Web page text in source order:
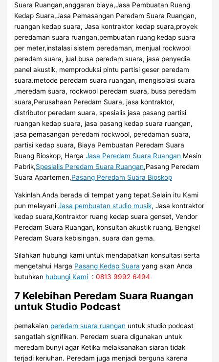
Suara Ruangan,anggaran biaya,Jasa Pembuatan Ruang
Kedap Suara,Jasa Pemasangan Peredam Suara Ruangan,
ruangan kedap suara, Jasa kontraktor kedap suara,proyek
peredaman suara ruangan,pembuatan ruang kedap suara
per meter,instalasi sistem peredaman, menjual rockwool
peredam suara, jual busa peredam suara, jasa penyedia
panel akustik, memproduksi pintu partisi geser peredam
suara.metode peredam suara ruangan, mengisolasi suara
,meredam suara, rockwool peredam suara, busa peredam
suara,Perusahaan Peredam Suara, jasa kontraktor,
distributor peredam suara, spesialis jasa pasang partisi
ruangan kedap suara, jasa pasang kedap suara ruangan,
jasa pemasangan peredam rockwool, peredaman suara,
partisi kedap suara, Biaya Pembuatan Peredam Suara
Ruang Bioskop, HargaJasa Peredam Suara Ruangan Mesin
Pabrik,Spesialis Peredam Suara Ruangan,Pasang Peredam
Suara Apartemen,Pasang Peredam Suara Bioskop
Yakinlah.Anda berada di tempat yang tepat.Selain itu Kami
pun melayaniJasa pembuatan studio musik, Jasa kontraktor
kedap suara,Kontraktor ruang kedap suara genset, Vendor
Peredam Suara Ruangan, konsultan akustik ruang, Bengkel
Peredam Suara kebisingan, suara dan gema.
Silahkan hubungi kami untuk mendapatkan konsultasi serta
mengetahui Harga Pasang Kedap Suara yang akan Anda
butuhkan hubungi Kami :0813 9992 6494
7 Kelebihan Peredam Suara Ruangan
untuk Studio Podcast
pemakaian peredam suara ruangan untuk studio podcast
sangatlah signifikan. Peredam suara digunakan untuk
meredam bunyi agar Ketika melaksanakan siaran tidak
terjadi keriuhan. Peredam juga menjadi berguna karena